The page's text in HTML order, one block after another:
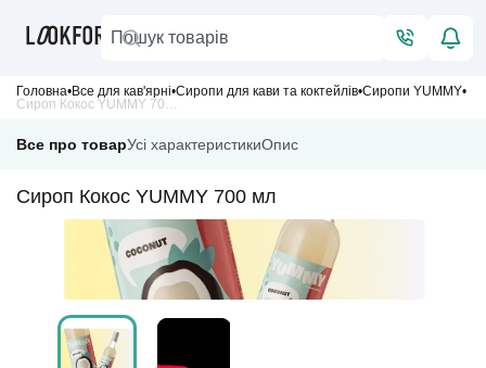
Головна Все для кав'ярні Сиропи для кави та коктейлів Сиропи YUMMY
Сироп Кокос YUMMY 700 мл
Все про товарУсі характеристикиОпис
Сироп Кокос YUMMY 700 мл